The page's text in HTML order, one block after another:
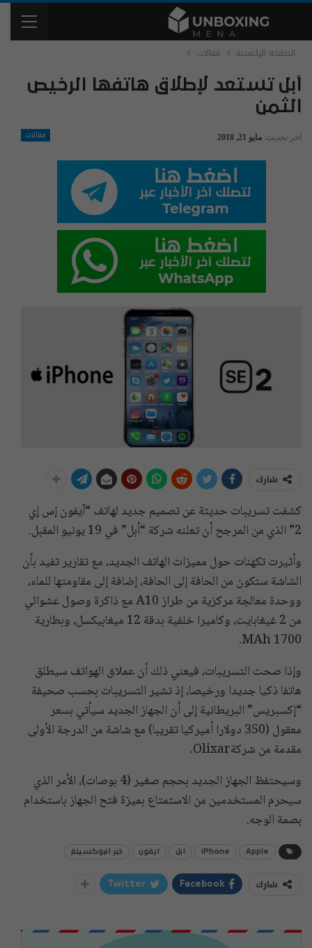
الصفحة الرئيسية مقالات
أبل تستعد لإطلاق هاتفها الرخيص
الثمن
مقالات آخر تحديث مايو 21, 2018
شارك
كشفت تسريبات حديثة عن تصميم جديد لهاتف “آيفون إس إي
2” الذي من المرجح أن تعلنه شركة “أبل” في 19 يونيو المقبل.
وأثيرت تكهنات حول مميزات الهاتف الجديد، مع تقارير تفيد بأن
الشاشة ستكون من الحافة إلى الحافة، إضافة إلى مقاومتها للماء،
ووحدة معالجة مركزية من طراز A10 مع ذاكرة وصول عشوائي
من 2 غيغابايت، وكاميرا خلفية بدقة 12 ميغابيكسل، وبطارية
1700 MAh.
وإذا صحت التسريبات، فيعني ذلك أن عملاق الهواتف سيطلق
هاتفا ذكيا جديدا ورخيصا، إذ تشير التسريبات بحسب صحيفة
“إكسبريس” البريطانية إلى أن الجهاز الجديد سيأتي بسعر
معقول (350 دولارا أميركيا تقريبا) مع شاشة من الدرجة الأولى
مقدمة من شركةOlixar.
وسيحتفظ الجهاز الجديد بحجم صغير (4 بوصات)، الأمر الذي
سيحرم المستخدمين من الاستمتاع بميزة فتح الجهاز باستخدام
بصمة الوجه.
Apple
iPhone ابل ايفون خبر انبوكسينغ
شارك Facebook
Twitter